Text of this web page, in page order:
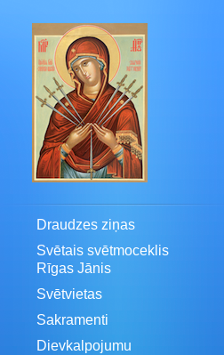
Draudzes ziņas
Svētais svētmoceklis
Rīgas Jānis
Svētvietas
Sakramenti
Dievkalpojumu